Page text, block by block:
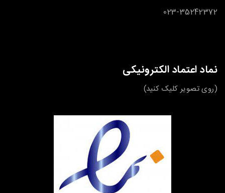
023-35242372
نماد اعتماد الکترونیکی
(روی تصویر کلیک کنید)